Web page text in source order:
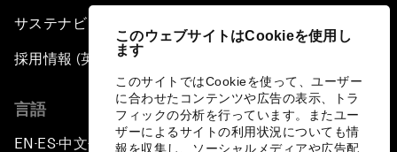
このウェブサイトはCookieを使用し
ます
このサイトではCookieを使って、ユーザー
に合わせたコンテンツや広告の表示、トラ
フィックの分析を行っています。またユー
ザーによるサイトの利用状況についても情
報を収集し、ソーシャルメディアや広告配
サステナビリティへの取り組み
採用情報 (英語のみ)
言語
EN ▪ ES▪中文▪ 日本語